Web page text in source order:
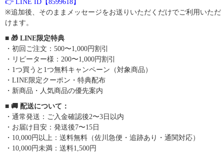
👉 LINE ID【8599618】
※追加後、そのままメッセージをお送りいただくだけでご利用いただ
けます。
■ 🎁 LINE限定特典
・初回ご注文：500〜1,000円割引
・リピーター様：200〜1,000円割引
・1つ買うと1つ無料キャンペーン（対象商品）
・LINE限定クーポン・特典配布
・新商品・人気商品の優先案内
■ 🚚 配送について：
・通常発送：ご入金確認後2〜3日以内
・お届け目安：発送後7〜15日
・10,000円以上：送料無料（佐川急便・追跡あり・通関対応）
・10,000円未満：送料1,500円